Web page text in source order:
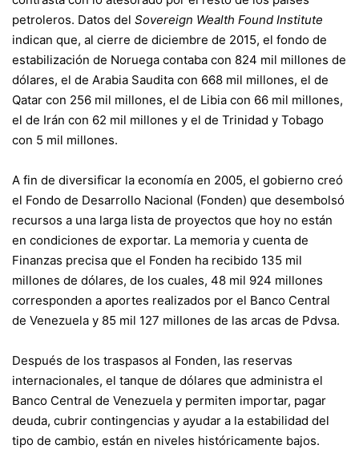
petroleros. Datos del Sovereign Wealth Found Institute
indican que, al cierre de diciembre de 2015, el fondo de
estabilización de Noruega contaba con 824 mil millones de
dólares, el de Arabia Saudita con 668 mil millones, el de
Qatar con 256 mil millones, el de Libia con 66 mil millones,
el de Irán con 62 mil millones y el de Trinidad y Tobago
con 5 mil millones.
A fin de diversificar la economía en 2005, el gobierno creó
el Fondo de Desarrollo Nacional (Fonden) que desembolsó
recursos a una larga lista de proyectos que hoy no están
en condiciones de exportar. La memoria y cuenta de
Finanzas precisa que el Fonden ha recibido 135 mil
millones de dólares, de los cuales, 48 mil 924 millones
corresponden a aportes realizados por el Banco Central
de Venezuela y 85 mil 127 millones de las arcas de Pdvsa.
Después de los traspasos al Fonden, las reservas
internacionales, el tanque de dólares que administra el
Banco Central de Venezuela y permiten importar, pagar
deuda, cubrir contingencias y ayudar a la estabilidad del
tipo de cambio, están en niveles históricamente bajos.